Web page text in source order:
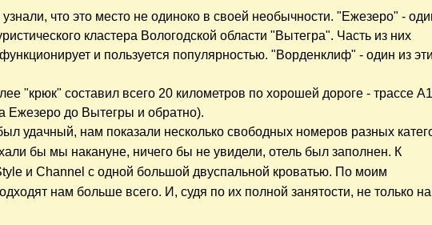
что это место не одиноко в своей необычности. "Ежезеро" -
кластера Вологодской области "Вытегра". Часть из них
и пользуется популярностью. "Ворденклиф" - один из
"крюк" составил всего 20 километров по хорошей дороге - трассе
Ежезеро до Вытегры и обратно).
удачный, нам показали несколько свободных номеров разных
бы мы накануне, ничего бы не увидели, отель был заполнен. К
и Channel с одной большой двуспальной кроватью. По моим
нам больше всего. И, судя по их полной занятости, не только